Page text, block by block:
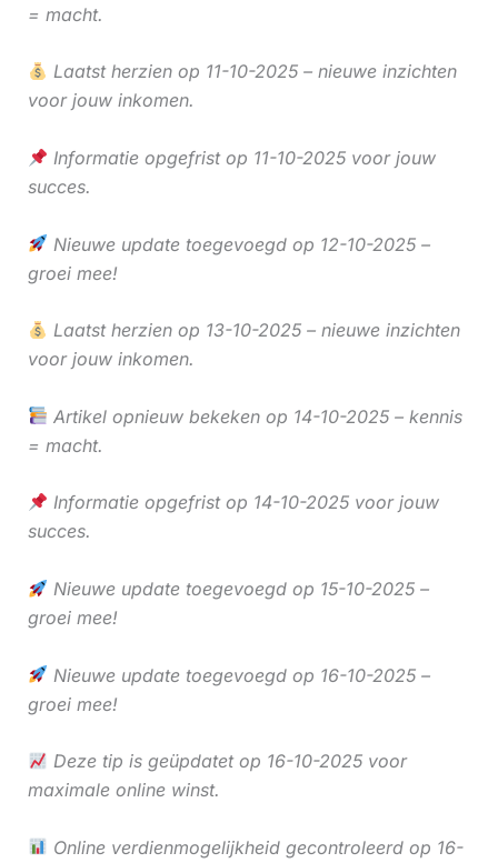
= macht.
Laatst herzien op 11-10-2025 – nieuwe inzichten
voor jouw inkomen.
Informatie opgefrist op 11-10-2025 voor jouw
succes.
Nieuwe update toegevoegd op 12-10-2025 –
groei mee!
Laatst herzien op 13-10-2025 – nieuwe inzichten
voor jouw inkomen.
Artikel opnieuw bekeken op 14-10-2025 – kennis
= macht.
Informatie opgefrist op 14-10-2025 voor jouw
succes.
Nieuwe update toegevoegd op 15-10-2025 –
groei mee!
Nieuwe update toegevoegd op 16-10-2025 –
groei mee!
Deze tip is geüpdatet op 16-10-2025 voor
maximale online winst.
Online verdienmogelijkheid gecontroleerd op 16-